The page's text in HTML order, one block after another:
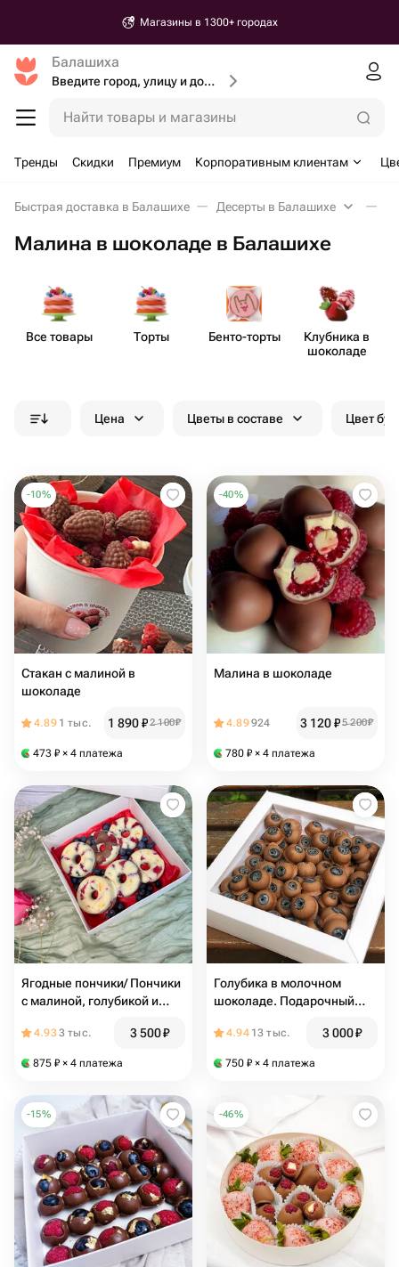
Магазины в 1300+ городах
Балашиха
Введите город, улицу и дом доставки
Найти товары и магазины
Тренды Скидки Премиум Корпоративным клиентам
Быстрая доставка в Балашихе Десерты в Балашихе
Малина в шоколаде в Балашихе
Все товары Торты Бенто​-торты
Клубника в
шоколаде
Цена Цветы в составе Цвет
-10%
Стакан с малиной в
шоколаде
4.89 1 тыс. 1 890₽2 100₽
473 ₽ × 4 платежа
-40%
Малина в шоколаде
4.89924 3 120₽5 200₽
780 ₽ × 4 платежа
Ягодные пончики/ Пончики
с малиной, голубикой и
4.933 тыс. 3 500₽
875 ₽ × 4 платежа
Голубика в молочном
шоколаде. Подарочный
4.94 13 тыс. 3 000₽
750 ₽ × 4 платежа
-15% -46%